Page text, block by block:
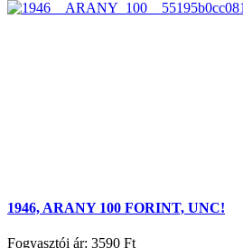
1946, ARANY 100 FORINT, UNC!
Fogyasztói ár: 3590 Ft